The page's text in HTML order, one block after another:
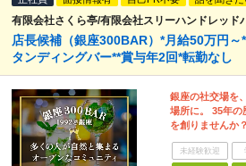
有限会社さくら亭/有限会社スリーハンドレッド
店長候補（銀座300BAR）*月給50万円
タンディングバー**賞与年2回*転勤なし
銀座の社交場を
場所に。 35年の
を創りませんか？
未経験歓迎